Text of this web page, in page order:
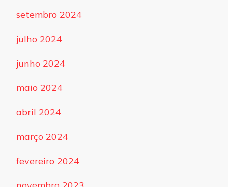
setembro 2024
julho 2024
junho 2024
maio 2024
abril 2024
março 2024
fevereiro 2024